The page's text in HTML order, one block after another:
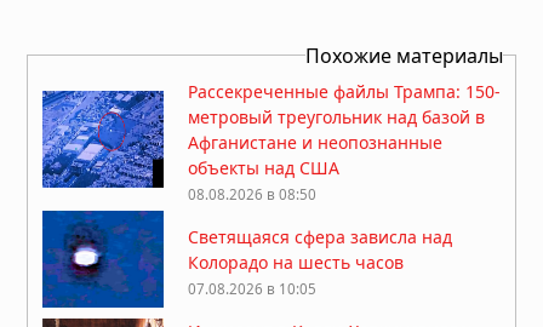
Похожие материалы
Рассекреченные файлы Трампа: 150-
метровый треугольник над базой в
Афганистане и неопознанные
объекты над США
08.08.2026 в 08:50
Светящаяся сфера зависла над
Колорадо на шесть часов
07.08.2026 в 10:05